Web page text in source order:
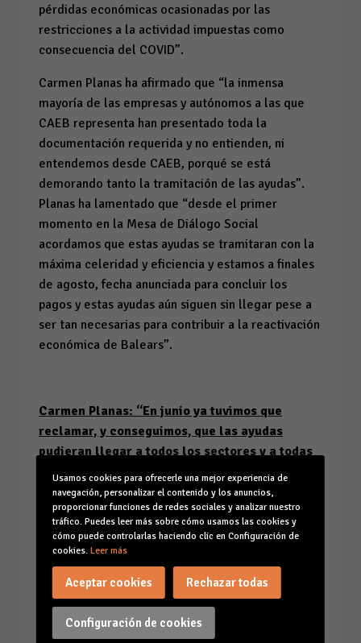
pérdidas económicas ocasionadas por las
restricciones a la actividad impuestas como
consecuencia del COVID”.
Carmen Planas ha afirmado que “la inmensa
mayoría de las empresas y autónomos a las que
CAEB representa han presentado toda la
documentación requerida y no entienden, ni
entendemos desde CAEB, porqué se está
demorando tanto la tramitación de las ayudas”.
Planas ha lamentado que “desde el primer
momento en la Mesa de Diálogo Social
acordamos que estas ayudas se tramitaran con la
máxima celeridad y eficiencia y estamos a finales
de agosto, fecha anunciada para concluir los
pagos y estas ayudas aún siguen sin llegar pese a
ser tan necesarias para contribuir a la reactivación
económica de Balears”.
Carmen Planas: “En junio ya tuvimos que
reclamar, y conseguimos, que las ayudas
pudieran llegar a todos los sectores y a todas
las empresas y autónomos”
La presidenta de CAEB ha recordado que “en junio
ya tuvimos que reclamar, y conseguimos, que las
ayudas pudieran llegar a todos los sectores y a
todas las empresas y autónomos y que no se
perdiera ni un solo euro de los 855 millones
asignados a Balears por el Gobierno central para
paliar los efectos de la crisis causada por el
Usamos cookies para ofrecerle una mejor experiencia de
navegación, personalizar el contenido y los anuncios,
proporcionar funciones de redes sociales y analizar nuestro
tráfico. Puedes leer más sobre cómo usamos las cookies y
cómo puede controlarlas haciendo clic en Configuración de
cookies. Leer más
Configuración de cookies
Aceptar cookies Rechazar todas